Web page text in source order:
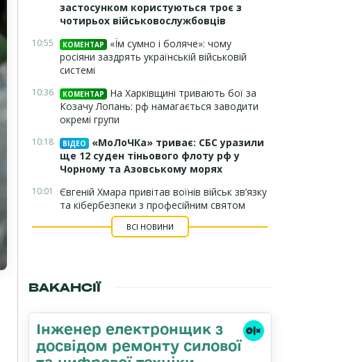
застосунком користуються троє з
чотирьох військовослужбовців
10:55 КОМЕНТАР
«Їм сумно і боляче»: чому
росіяни заздрять українській військовій
системі
10:36 КОМЕНТАР
На Харківщині тривають бої за
Козачу Лопань: рф намагається заводити
окремі групи
10:18 ВІДЕО
«МоЛоЧКа» триває: СБС уразили
ще 12 суден тіньового флоту рф у
Чорному та Азовському морях
10:01
Євгеній Хмара привітав воїнів військ зв’язку
та кібербезпеки з професійним святом
ВСІ НОВИНИ
ВАКАНСІЇ
Інженер електронщик з
досвідом ремонту силової